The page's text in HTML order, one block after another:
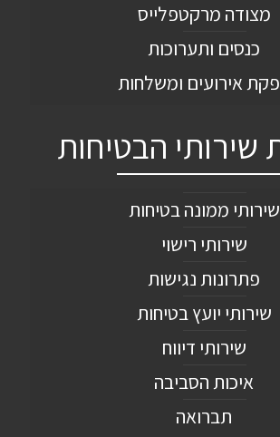
מצודה מרקטפלייס
כנסים ותערוכות
אירועים ומשלחות
שירותי הבטיחות
שירותי ממונה בטיחות
שירותי רישוי
פתרונות נגישות
שירותי יועץ בטיחות
שירותי דיווח
איכות הסביבה
תברואה